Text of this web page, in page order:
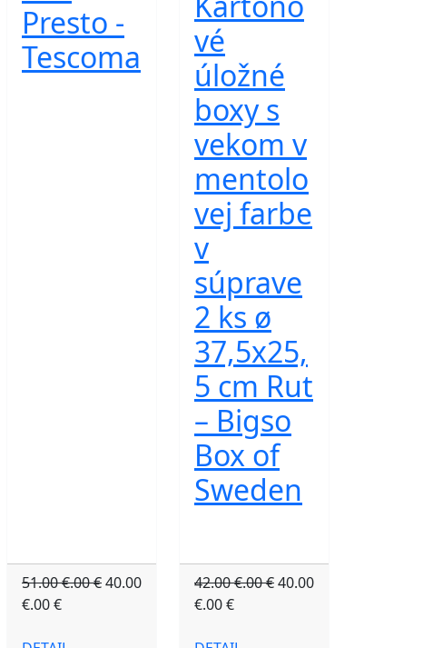
Presto -
Tescoma
51.00 €.00 €40.00
€.00 €
vé
úložné
boxy s
vekom v
mentolo
vej farbe
v
súprave
2 ks ø
37,5x25,
5 cm Rut
– Bigso
Box of
Sweden
42.00 €.00 €40.00
€.00 €